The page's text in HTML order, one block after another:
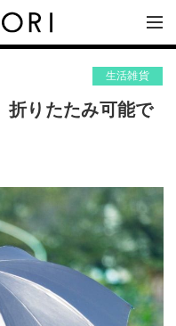
生活雑貨
折りたたみ可能で